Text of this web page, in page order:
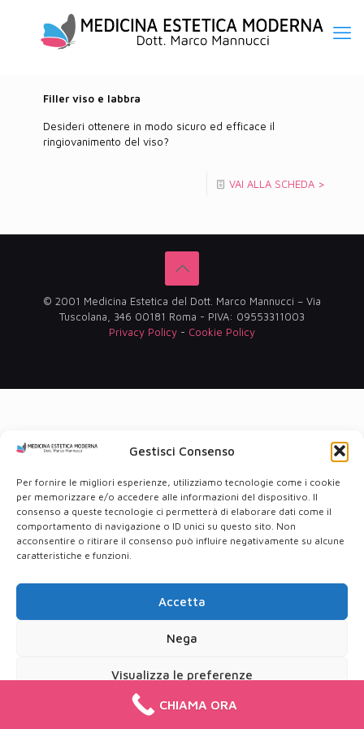
Gestisci Consenso
Per fornire le migliori esperienze, utilizziamo tecnologie come i cookie
per memorizzare e/o accedere alle informazioni del dispositivo. Il
consenso a queste tecnologie ci permetterà di elaborare dati come il
comportamento di navigazione o ID unici su questo sito. Non
acconsentire o ritirare il consenso può influire negativamente su alcune
caratteristiche e funzioni.
Accetta
Nega
Visualizza le preferenze
Cookie PolicyPrivacy Policy
Filler viso e labbra
Desideri ottenere in modo sicuro ed efficace il
ringiovanimento del viso?
VAI ALLA SCHEDA >
© 2001 Medicina Estetica del Dott. Marco Mannucci – Via
Tuscolana, 346 00181 Roma - PIVA: 09553311003
Privacy Policy - Cookie Policy
CHIAMA ORA